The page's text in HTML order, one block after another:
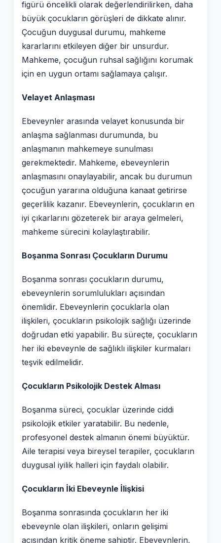
figürü öncelikli olarak değerlendirilirken, daha
büyük çocukların görüşleri de dikkate alınır.
Çocuğun duygusal durumu, mahkeme
kararlarını etkileyen diğer bir unsurdur.
Mahkeme, çocuğun ruhsal sağlığını korumak
için en uygun ortamı sağlamaya çalışır.
Velayet Anlaşması
Ebeveynler arasında velayet konusunda bir
anlaşma sağlanması durumunda, bu
anlaşmanın mahkemeye sunulması
gerekmektedir. Mahkeme, ebeveynlerin
anlaşmasını onaylayabilir, ancak bu durumun
çocuğun yararına olduğuna kanaat getirirse
geçerlilik kazanır. Ebeveynlerin, çocukların en
iyi çıkarlarını gözeterek bir araya gelmeleri,
mahkeme sürecini kolaylaştırabilir.
Boşanma Sonrası Çocukların Durumu
Boşanma sonrası çocukların durumu,
ebeveynlerin sorumlulukları açısından
önemlidir. Ebeveynlerin çocuklarla olan
ilişkileri, çocukların psikolojik sağlığı üzerinde
doğrudan etki yapabilir. Bu süreçte, çocukların
her iki ebeveynle de sağlıklı ilişkiler kurmaları
teşvik edilmelidir.
Çocukların Psikolojik Destek Alması
Boşanma süreci, çocuklar üzerinde ciddi
psikolojik etkiler yaratabilir. Bu nedenle,
profesyonel destek almanın önemi büyüktür.
Aile terapisi veya bireysel terapiler, çocukların
duygusal iyilik halleri için faydalı olabilir.
Çocukların İki Ebeveynle İlişkisi
Boşanma sonrasında çocukların her iki
ebeveynle olan ilişkileri, onların gelişimi
açısından kritik öneme sahiptir. Ebeveynlerin,